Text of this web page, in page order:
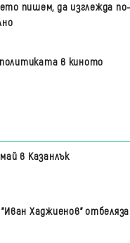
пишем, да изглежда по-
в киното
в Казанлък
"Иван Хаджиенов"